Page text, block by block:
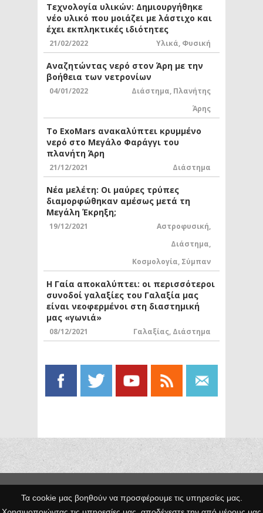
Τα cookie μας βοηθούν να προσφέρουμε τις υπηρεσίες μας.
Τεχνολογία υλικών: Δημιουργήθηκε
νέο υλικό που μοιάζει με λάστιχο και
έχει εκπληκτικές ιδιότητες
21/02/2022 Υλικά, Φυσική
Αναζητώντας νερό στον Άρη με την
βοήθεια των νετρονίων
04/01/2022 Διάστημα, Πλανήτης
Άρης
Το ExoMars ανακαλύπτει κρυμμένο
νερό στο Μεγάλο Φαράγγι του
πλανήτη Άρη
21/12/2021 Διάστημα
Νέα μελέτη: Οι μαύρες τρύπες
διαμορφώθηκαν αμέσως μετά τη
Μεγάλη Έκρηξη;
19/12/2021 Αστροφυσική,
Διάστημα,
Κοσμολογία, Σύμπαν
Η Γαία αποκαλύπτει: οι περισσότεροι
συνοδοί γαλαξίες του Γαλαξία μας
είναι νεοφερμένοι στη διαστημική
μας «γωνιά»
08/12/2021 Γαλαξίας, Διάστημα
Κατασκευή